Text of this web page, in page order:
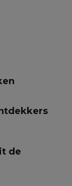
de